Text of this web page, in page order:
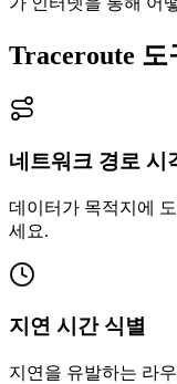
Traceroute
네트워크 경로 시
데이터가 목적지에
세요.
지연 시간 식별
지연을 유발하는 라